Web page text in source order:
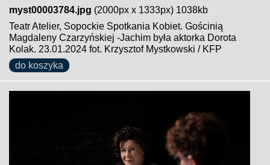
myst00003784.jpg (2000px x 1333px) 1038kb
Teatr Atelier, Sopockie Spotkania Kobiet. Gościnią
Magdaleny Czarzyńskiej -Jachim była aktorka Dorota
Kolak. 23.01.2024 fot. Krzysztof Mystkowski / KFP
do koszyka